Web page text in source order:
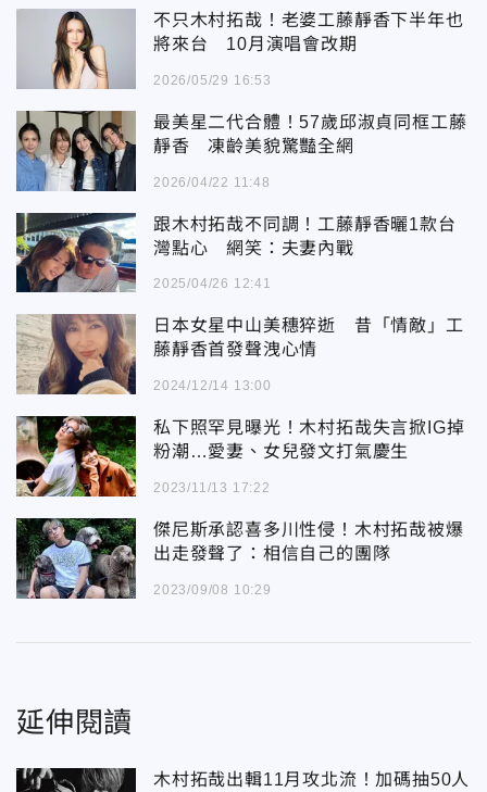
不只木村拓哉！老婆工藤靜香下半年也
將來台 10月演唱會改期
2026/05/29 16:53
最美星二代合體！57歲邱淑貞同框工藤
靜香 凍齡美貌驚豔全網
2026/04/22 11:48
跟木村拓哉不同調！工藤靜香曬1款台
灣點心 網笑：夫妻內戰
2025/04/26 12:41
日本女星中山美穗猝逝 昔「情敵」工
藤靜香首發聲洩心情
2024/12/14 13:00
私下照罕見曝光！木村拓哉失言掀IG掉
粉潮…愛妻、女兒發文打氣慶生
2023/11/13 17:22
傑尼斯承認喜多川性侵！木村拓哉被爆
出走發聲了：相信自己的團隊
2023/09/08 10:29
延伸閱讀
木村拓哉出輯11月攻北流！加碼抽50人